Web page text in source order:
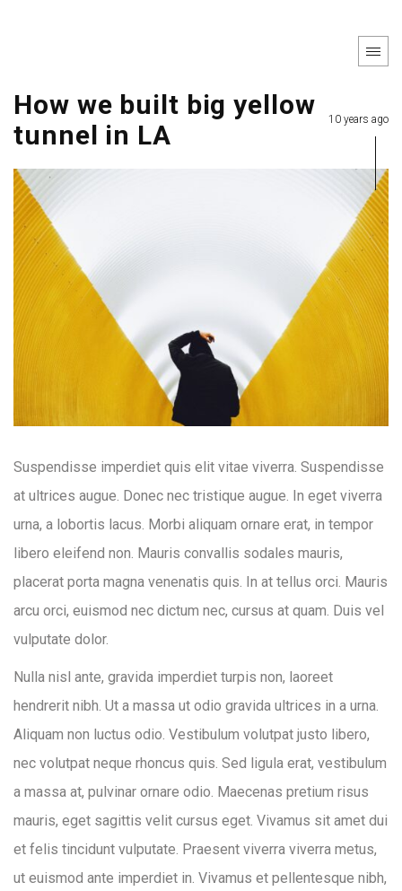
How we built big yellow
tunnel in LA
10 years ago
Suspendisse imperdiet quis elit vitae viverra. Suspendisse
at ultrices augue. Donec nec tristique augue. In eget viverra
urna, a lobortis lacus. Morbi aliquam ornare erat, in tempor
libero eleifend non. Mauris convallis sodales mauris,
placerat porta magna venenatis quis. In at tellus orci. Mauris
arcu orci, euismod nec dictum nec, cursus at quam. Duis vel
vulputate dolor.
Nulla nisl ante, gravida imperdiet turpis non, laoreet
hendrerit nibh. Ut a massa ut odio gravida ultrices in a urna.
Aliquam non luctus odio. Vestibulum volutpat justo libero,
nec volutpat neque rhoncus quis. Sed ligula erat, vestibulum
a massa at, pulvinar ornare odio. Maecenas pretium risus
mauris, eget sagittis velit cursus eget. Vivamus sit amet dui
et felis tincidunt vulputate. Praesent viverra viverra metus,
ut euismod ante imperdiet in. Vivamus et pellentesque nibh,